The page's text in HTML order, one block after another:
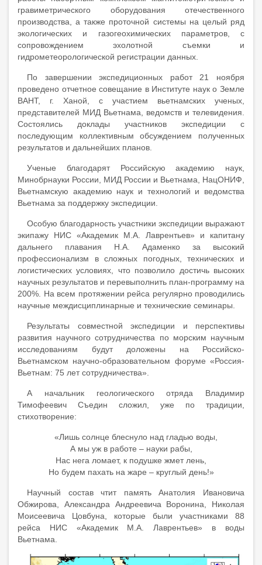
гравиметрического оборудования отечественного
производства, а также проточной системы на целый ряд
экологических и газогеохимических параметров, с
сопровождением эхолотной съемки и
гидрометеорологической регистрации данных.
По завершении экспедиционных работ 21 ноября
проведено отчетное совещание в Институте наук о Земле
ВАНТ, г. Ханой, с участием вьетнамских ученых,
представителей МИД Вьетнама, ведомств и телевидения.
Состоялись доклады участников экспедиции с
последующим коллективным обсуждением полученных
результатов и дальнейших планов.
Ученые благодарят Российскую академию наук,
Минобрнауки России, МИД России и Вьетнама, НацОНИФ,
Вьетнамскую академию наук и технологий и ведомства
Вьетнама за поддержку экспедиции.
Особую благодарность участники экспедиции выражают
экипажу НИС «Академик М.А. Лаврентьев» и капитану
дальнего плавания Н.А. Адаменко за высокий
профессионализм в сложных погодных, технических и
логистических условиях, что позволило достичь высоких
научных результатов и перевыполнить план-программу на
200%. На всем протяжении рейса регулярно проводились
научные междисциплинарные и технические семинары.
Результаты совместной экспедиции и перспективы
развития научного сотрудничества по морским научным
исследованиям будут доложены на Российско-
Вьетнамском научно-образовательном форуме «Россия-
Вьетнам: 75 лет сотрудничества».
А начальник геологического отряда Владимир
Тимофеевич Съедин сложил, уже по традиции,
стихотворение:
«Лишь солнце блеснуло над гладью воды,
А мы уж в работе – науки рабы,
Нас нега ломает, к подушке жмет лень,
Но будем пахать на жаре – круглый день!»
Научный состав чтит память Анатолия Ивановича
Обжирова, Александра Андреевича Воронина, Николая
Моисеевича Цовбуна, которые были участниками 88
рейса НИС «Академик М.А. Лаврентьев» в воды
Вьетнама.